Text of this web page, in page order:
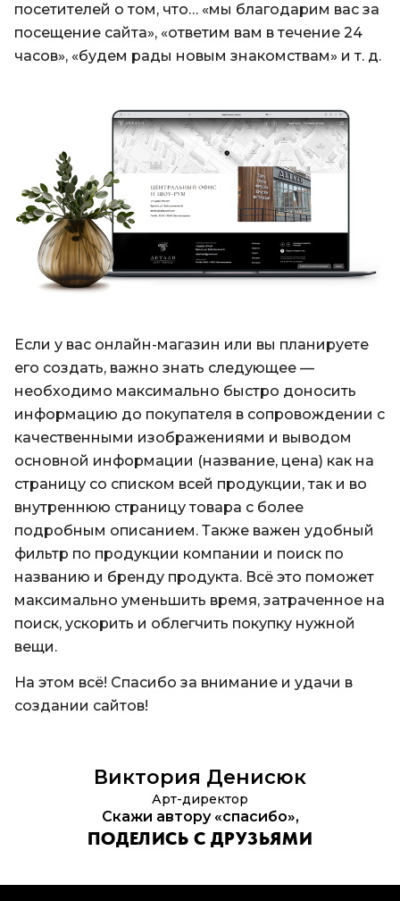
посетителей о том, что… «мы благодарим вас за
посещение сайта», «ответим вам в течение 24
часов», «будем рады новым знакомствам» и т. д.
Если у вас онлайн-магазин или вы планируете
его создать, важно знать следующее —
необходимо максимально быстро доносить
информацию до покупателя в сопровождении с
качественными изображениями и выводом
основной информации (название, цена) как на
страницу со списком всей продукции, так и во
внутреннюю страницу товара с более
подробным описанием. Также важен удобный
фильтр по продукции компании и поиск по
названию и бренду продукта. Всё это поможет
максимально уменьшить время, затраченное на
поиск, ускорить и облегчить покупку нужной
вещи.
На этом всё! Спасибо за внимание и удачи в
создании сайтов!
Виктория Денисюк
Арт-директор
Скажи автору «спасибо»,
ПОДЕЛИСЬ С ДРУЗЬЯМИ